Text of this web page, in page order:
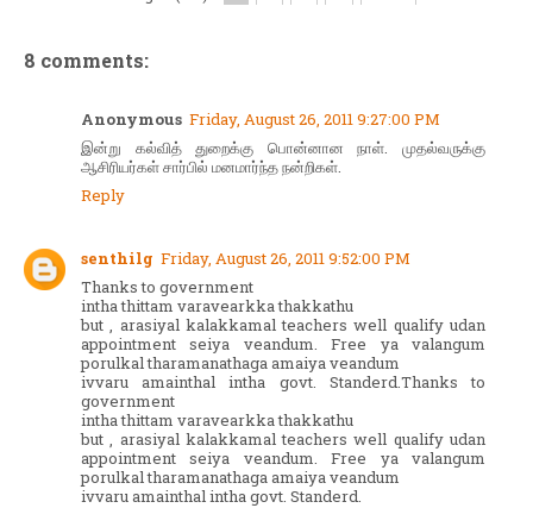
8 comments:
Anonymous Friday, August 26, 2011 9:27:00 PM
இன்று கல்வித் துறைக்கு பொன்னான நாள். முதல்வருக்கு
ஆசிரியர்கள் சார்பில் மனமார்ந்த நன்றிகள்.
Reply
senthilg Friday, August 26, 2011 9:52:00 PM
Thanks to government
intha thittam varavearkka thakkathu
but , arasiyal kalakkamal teachers well qualify udan
appointment seiya veandum. Free ya valangum
porulkal tharamanathaga amaiya veandum
ivvaru amainthal intha govt. Standerd.Thanks to
government
intha thittam varavearkka thakkathu
but , arasiyal kalakkamal teachers well qualify udan
appointment seiya veandum. Free ya valangum
porulkal tharamanathaga amaiya veandum
ivvaru amainthal intha govt. Standerd.